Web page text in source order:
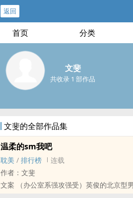
返回
首页 分类
文斐
共收录 1 部作品
文斐的全部作品集
温柔的sm我吧
耽美 / 排行榜
连载
作者：文斐
文案 （办公室系强攻强受）英俊的北京型